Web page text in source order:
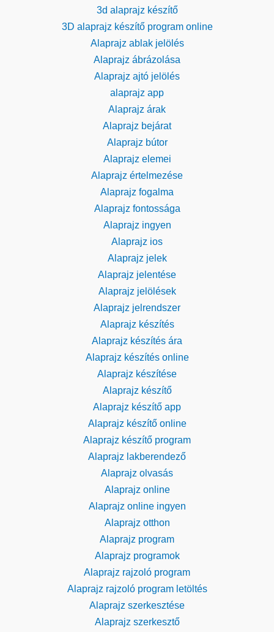
3d alaprajz készítő
3D alaprajz készítő program online
Alaprajz ablak jelölés
Alaprajz ábrázolása
Alaprajz ajtó jelölés
alaprajz app
Alaprajz árak
Alaprajz bejárat
Alaprajz bútor
Alaprajz elemei
Alaprajz értelmezése
Alaprajz fogalma
Alaprajz fontossága
Alaprajz ingyen
Alaprajz ios
Alaprajz jelek
Alaprajz jelentése
Alaprajz jelölések
Alaprajz jelrendszer
Alaprajz készítés
Alaprajz készítés ára
Alaprajz készítés online
Alaprajz készítése
Alaprajz készítő
Alaprajz készítő app
Alaprajz készítő online
Alaprajz készítő program
Alaprajz lakberendező
Alaprajz olvasás
Alaprajz online
Alaprajz online ingyen
Alaprajz otthon
Alaprajz program
Alaprajz programok
Alaprajz rajzoló program
Alaprajz rajzoló program letöltés
Alaprajz szerkesztése
Alaprajz szerkesztő